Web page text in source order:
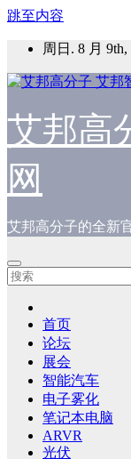
跳至内容
周日. 8 月 9th,
艾邦高
网
艾邦高分子的全新
首页
论坛
展会
智能汽车
电子雾化
笔记本电脑
ARVR
光伏